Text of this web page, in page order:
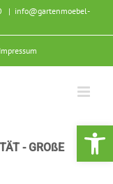
| info@gartenmoebel-
Impressum
- GROßE